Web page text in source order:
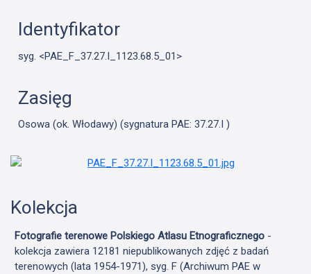
Identyfikator
syg. <PAE_F_37.27.I_1123.68.5_01>
Zasięg
Osowa (ok. Włodawy) (sygnatura PAE: 37.27.I )
Kolekcja
Fotografie terenowe Polskiego Atlasu Etnograficznego -
kolekcja zawiera 12181 niepublikowanych zdjęć z badań
terenowych (lata 1954-1971), syg. F (Archiwum PAE w